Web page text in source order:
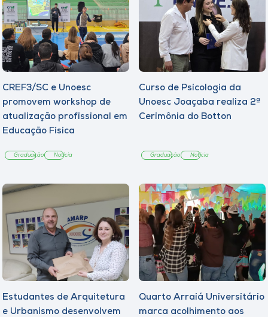
CREF3/SC e Unoesc
promovem workshop de
atualização profissional em
Educação Física
Graduação Notícia
Curso de Psicologia da
Unoesc Joaçaba realiza 2ª
Cerimônia do Botton
Graduação Notícia
Estudantes de Arquitetura
e Urbanismo desenvolvem
Quarto Arraiá Universitário
marca acolhimento aos